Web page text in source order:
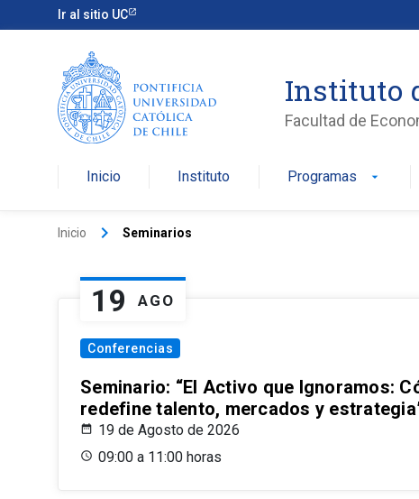
Ir al sitio UC
Instituto
Facultad de
Inicio Instituto Programas arrow_drop_down
Inicio keyboard_arrow_right Seminarios
19 AGO
Conferencias
Seminario: “El Activo que Ignoramos:
redefine talento, mercados y
19 de Agosto de 2026
09:00 a 11:00 horas